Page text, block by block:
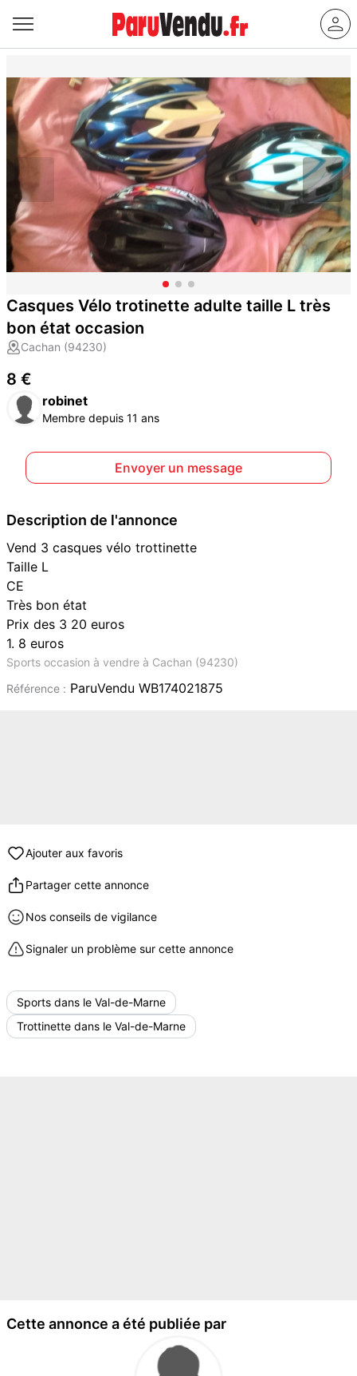
Casques Vélo trotinette adulte taille L très
bon état occasion
Cachan (94230)
8 €
robinet
Membre depuis 11 ans
Envoyer un message
Description de l'annonce
Vend 3 casques vélo trottinette
Taille L
CE
Très bon état
Prix des 3 20 euros
1. 8 euros
Sports occasion à vendre à Cachan (94230)
Référence : ParuVendu WB174021875
Ajouter aux favoris
Partager cette annonce
Nos conseils de vigilance
Signaler un problème sur cette annonce
Sports dans le Val-de-Marne
Trottinette dans le Val-de-Marne
Cette annonce a été publiée par